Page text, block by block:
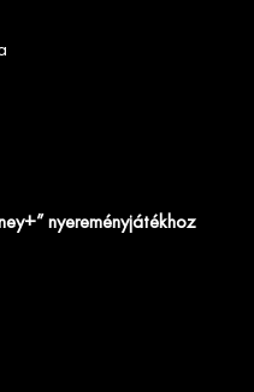
nyereményjátékhoz